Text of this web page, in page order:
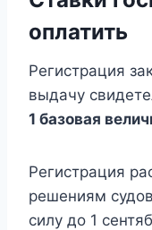
оплатить
Регистрация
выдачу
1 базовая
Регистрация
решениям
силу до 1